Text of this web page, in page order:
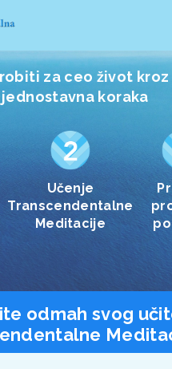
za ceo život kroz
jednostavna koraka
Učenje
Transcendentalne
Meditacije
odmah svog